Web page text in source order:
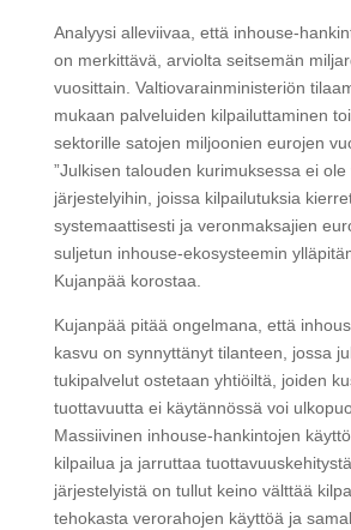
Analyysi alleviivaa, että inhouse-
on merkittävä, arviolta seitsemän
vuosittain. Valtiovarainministeriön
mukaan palveluiden kilpailuttaminen
sektorille satojen miljoonien eurojen
”Julkisen talouden kurimuksessa ei ole
järjestelyihin, joissa kilpailutuksia
systemaattisesti ja veronmaksajien
suljetun inhouse-ekosysteemin
Kujanpää korostaa.
Kujanpää pitää ongelmana, että
kasvu on synnyttänyt tilanteen, jossa
tukipalvelut ostetaan yhtiöiltä, joiden
tuottavuutta ei käytännössä voi
Massiivinen inhouse-hankintojen
kilpailua ja jarruttaa
järjestelyistä on tullut keino välttää
tehokasta verorahojen käyttöä ja